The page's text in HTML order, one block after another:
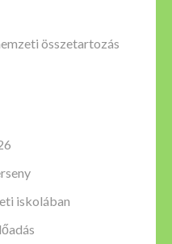
összetartozás
iskolában